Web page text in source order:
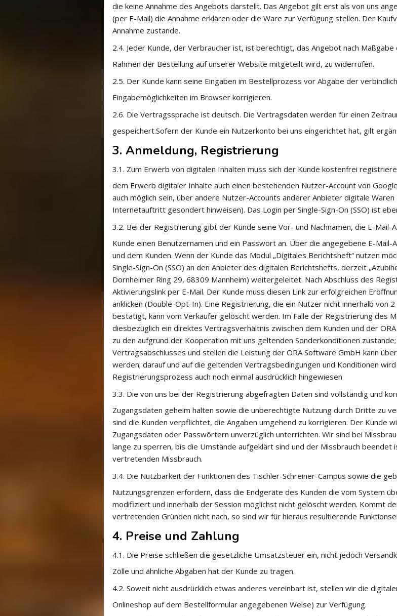
die keine Annahme des Angebots darstellt. Das Angebot gilt erst als von uns
(per E-Mail) die Annahme erklären oder die Ware zur Verfügung stellen. Der
Annahme zustande.
2.4. Jeder Kunde, der Verbraucher ist, ist berechtigt, das Angebot nach
Rahmen der Bestellung auf unserer Website mitgeteilt wird, zu widerrufen.
2.5. Der Kunde kann seine Eingaben im Bestellprozess vor Abgabe der
Eingabemöglichkeiten im Browser korrigieren.
2.6. Die Vertragssprache ist deutsch. Die Vertragsdaten werden für einen
gespeichert.Sofern der Kunde ein Nutzerkonto bei uns eingerichtet hat, gilt
3. Anmeldung, Registrierung
3.1. Zum Erwerb von digitalen Inhalten muss sich der Kunde kostenfrei
dem Erwerb digitaler Inhalte auch einen bestehenden Nutzer-Account von
auch möglich sein, über andere Nutzer-Accounts anderer Anbieter digitale
Internetauftritt gesondert hinweisen). Das Login per Single-Sign-On (SSO) ist
3.2. Bei der Registrierung gibt der Kunde seine Vor- und Nachnamen, die E-
Kunde einen Benutzernamen und ein Passwort an. Über die angegebene E-
und dem Kunden. Wenn der Kunde das Modul „Digitales Berichtsheft“ nutzen
Single-Sign-On (SSO) an den Anbieter des digitalen Berichtshefts, derzeit
Dornheimer Ring 29, 68309 Mannheim) weitergeleitet. Nach Abschluss des
Aktivierungslink per E-Mail. Der Kunde muss diesen Link zur erfolgreichen
anklicken (Double-Opt-In). Eine Registrierung, die ein Nutzer nicht innerhalb von
bestätigt, kann vom Verkäufer gelöscht werden. Im Falle der Registrierung des
diesbezüglich ein direktes Vertragsverhältnis zwischen dem Kunden und der
zu den aufgrund der Kooperation mit uns geltenden Sonderkonditionen
Vertragsabschlusses und stellen die Leistung der ORA Software GmbH kann
werden; darauf und auf die geltenden Vertragsbedingungen und Konditionen
Registrierungsprozess auch noch einmal ausdrücklich hingewiesen
3.3. Die von uns bei der Registrierung abgefragten Daten sind vollständig und
Zugangsdaten geheim halten sowie die unberechtigte Nutzung durch Dritte zu
sind die Kunden verpflichtet, die Angaben umgehend zu korrigieren. Der Kunde
Zugangsdaten oder Passwörtern unverzüglich unterrichten. Wir sind bei
lange zu sperren, bis die Umstände aufgeklärt sind und der Missbrauch beendet
vertretenden Missbrauch.
3.4. Die Nutzbarkeit der Funktionen des Tischler-Schreiner-Campus sowie die
Nutzungsgrenzen erfordern, dass die Endgeräte des Kunden die vom System
modifiziert und innerhalb der Session möglichst nicht gelöscht werden. Kommt
vertretenden Gründen nicht nach, so sind wir für hieraus resultierende
4. Preise und Zahlung
4.1. Die Preise schließen die gesetzliche Umsatzsteuer ein, nicht jedoch
Zölle und ähnliche Abgaben hat der Kunde zu tragen.
4.2. Soweit nicht ausdrücklich etwas anderes vereinbart ist, stellen wir die
Onlineshop auf dem Bestellformular angegebenen Weise) zur Verfügung.